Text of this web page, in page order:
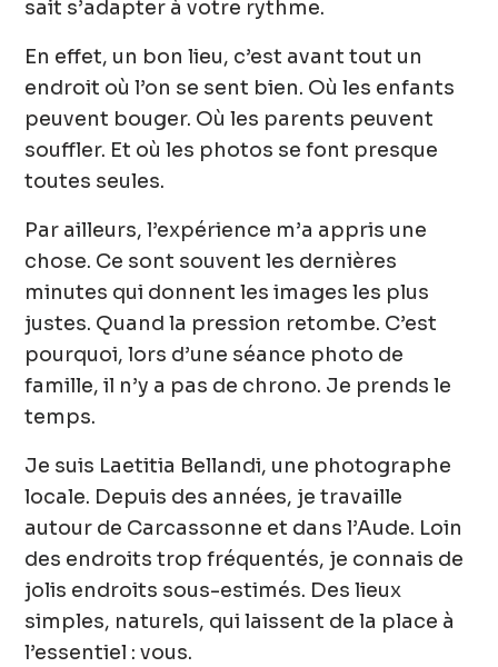
sait s’adapter à votre rythme.
En effet, un bon lieu, c’est avant tout un
endroit où l’on se sent bien. Où les enfants
peuvent bouger. Où les parents peuvent
souffler. Et où les photos se font presque
toutes seules.
Par ailleurs, l’expérience m’a appris une
chose. Ce sont souvent les dernières
minutes qui donnent les images les plus
justes. Quand la pression retombe. C’est
pourquoi, lors d’une séance photo de
famille, il n’y a pas de chrono. Je prends le
temps.
Je suis Laetitia Bellandi, une photographe
locale. Depuis des années, je travaille
autour de Carcassonne et dans l’Aude. Loin
des endroits trop fréquentés, je connais de
jolis endroits sous-estimés. Des lieux
simples, naturels, qui laissent de la place à
l’essentiel : vous.